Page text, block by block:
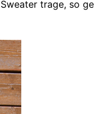
trage, so